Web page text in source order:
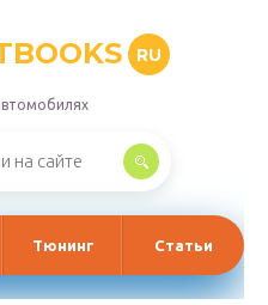
RU
Тюнинг Статьи